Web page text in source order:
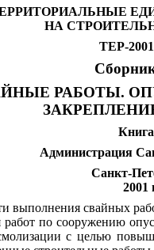
НА
ТЕР-
РАБОТЫ.
Администрация
Санкт-
2001
свайных
по сооружению
с целью